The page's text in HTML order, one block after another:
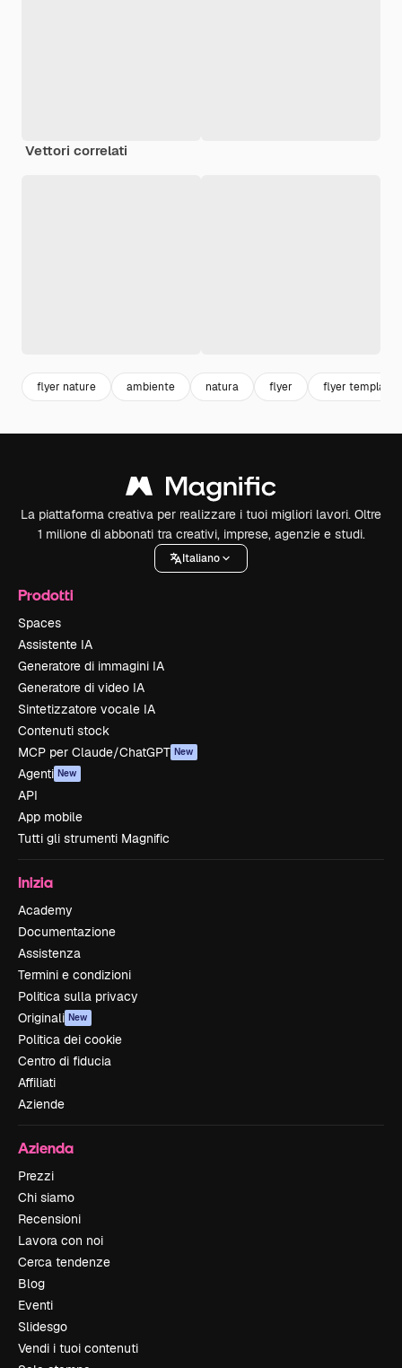
Vettori correlati
flyer nature ambiente natura flyer flyer template
La piattaforma creativa per realizzare i tuoi migliori lavori. Oltre
1 milione di abbonati tra creativi, imprese, agenzie e studi.
Italiano
Prodotti
Spaces
Assistente IA
Generatore di immagini IA
Generatore di video IA
Sintetizzatore vocale IA
Contenuti stock
MCP per Claude/ChatGPT New
Agenti New
API
App mobile
Tutti gli strumenti Magnific
Inizia
Academy
Documentazione
Assistenza
Termini e condizioni
Politica sulla privacy
Originali New
Politica dei cookie
Centro di fiducia
Affiliati
Aziende
Azienda
Prezzi
Chi siamo
Recensioni
Lavora con noi
Cerca tendenze
Blog
Eventi
Slidesgo
Vendi i tuoi contenuti